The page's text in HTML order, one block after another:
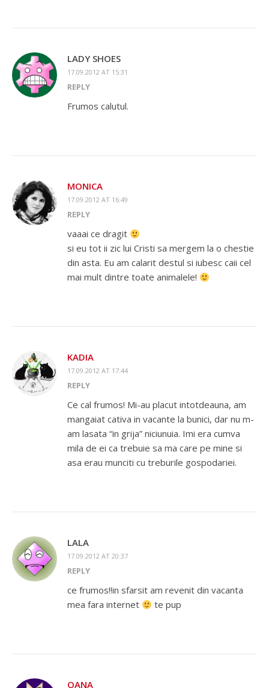
LADY SHOES
17.09.2012 AT 15:31
REPLY
Frumos calutul.
MONICA
17.09.2012 AT 16:49
REPLY
vaaai ce dragit
si eu tot ii zic lui Cristi sa mergem la o chestie
din asta. Eu am calarit destul si iubesc caii cel
mai mult dintre toate animalele!
KADIA
17.09.2012 AT 17:44
REPLY
Ce cal frumos! Mi-au placut intotdeauna, am
mangaiat cativa in vacante la bunici, dar nu m-
am lasata “in grija” niciunuia. Imi era cumva
mila de ei ca trebuie sa ma care pe mine si
asa erau munciti cu treburile gospodariei.
LALA
17.09.2012 AT 20:37
REPLY
ce frumos!!in sfarsit am revenit din vacanta
mea fara internet
te pup
OANA